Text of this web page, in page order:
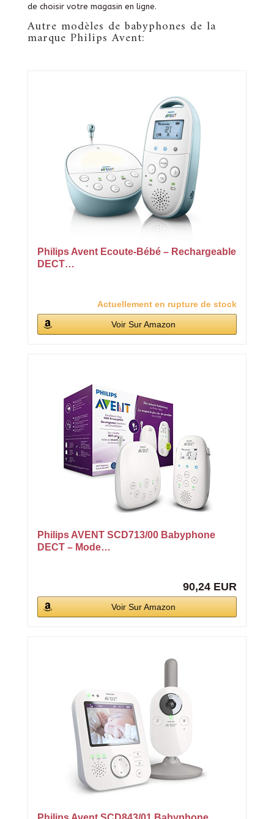
de choisir votre magasin en ligne.
Autre modèles de babyphones de la
marque Philips Avent:
Philips Avent Ecoute-Bébé – Rechargeable
DECT…
Actuellement en rupture de stock
Voir Sur Amazon
Philips AVENT SCD713/00 Babyphone
DECT – Mode…
90,24 EUR
Voir Sur Amazon